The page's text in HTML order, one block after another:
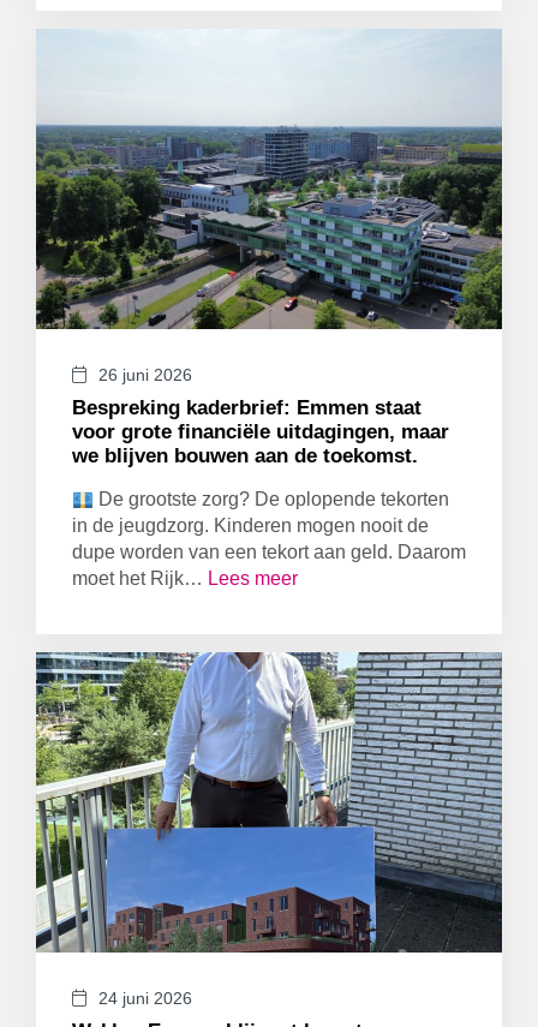
26 juni 2026
Bespreking kaderbrief: Emmen staat
voor grote financiële uitdagingen, maar
we blijven bouwen aan de toekomst.
De grootste zorg? De oplopende tekorten
in de jeugdzorg. Kinderen mogen nooit de
dupe worden van een tekort aan geld. Daarom
moet het Rijk… Lees meer
24 juni 2026